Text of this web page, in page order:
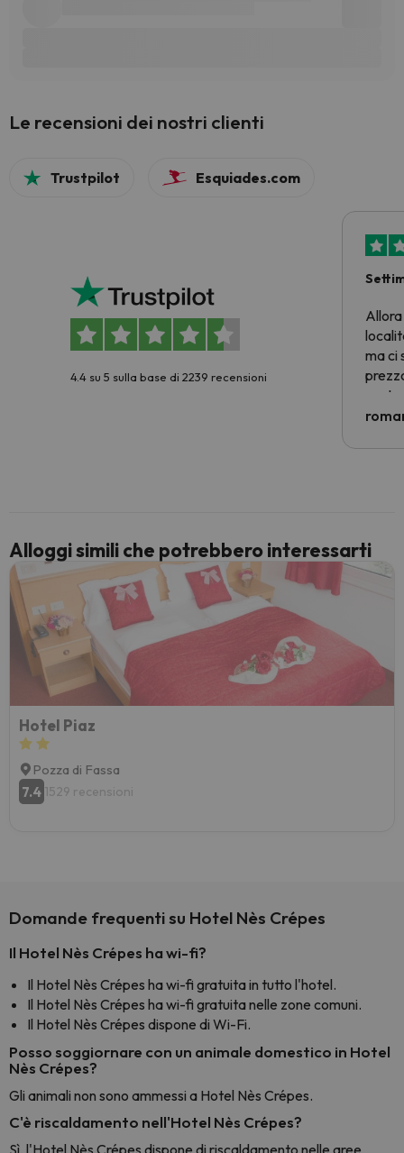
Le recensioni dei nostri clienti
Trustpilot Esquiades.com
4.4 su 5 sulla base di 2239 recensioni
Allora
ma ci
Alloggi simili che potrebbero interessarti
Hotel Piaz
Pozza di Fassa
7.4 1529 recensioni
Domande frequenti su Hotel Nès Crépes
Il Hotel Nès Crépes ha wi-fi?
Il Hotel Nès Crépes ha wi-fi gratuita in tutto l'hotel.
Il Hotel Nès Crépes ha wi-fi gratuita nelle zone comuni.
Il Hotel Nès Crépes dispone di Wi-Fi.
Posso soggiornare con un animale domestico in Hotel
Nès Crépes?
Gli animali non sono ammessi a Hotel Nès Crépes.
C'è riscaldamento nell'Hotel Nès Crépes?
Sì, l'Hotel Nès Crépes dispone di riscaldamento nelle aree